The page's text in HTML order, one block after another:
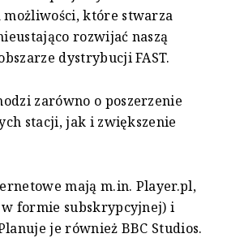
które stwarza
rozwijać naszą
dystrybucji FAST.
zarówno o poszerzenie
stacji, jak i zwiększenie
mają m.in. Player.pl,
w formie subskrypcyjnej) i
je również BBC Studios.